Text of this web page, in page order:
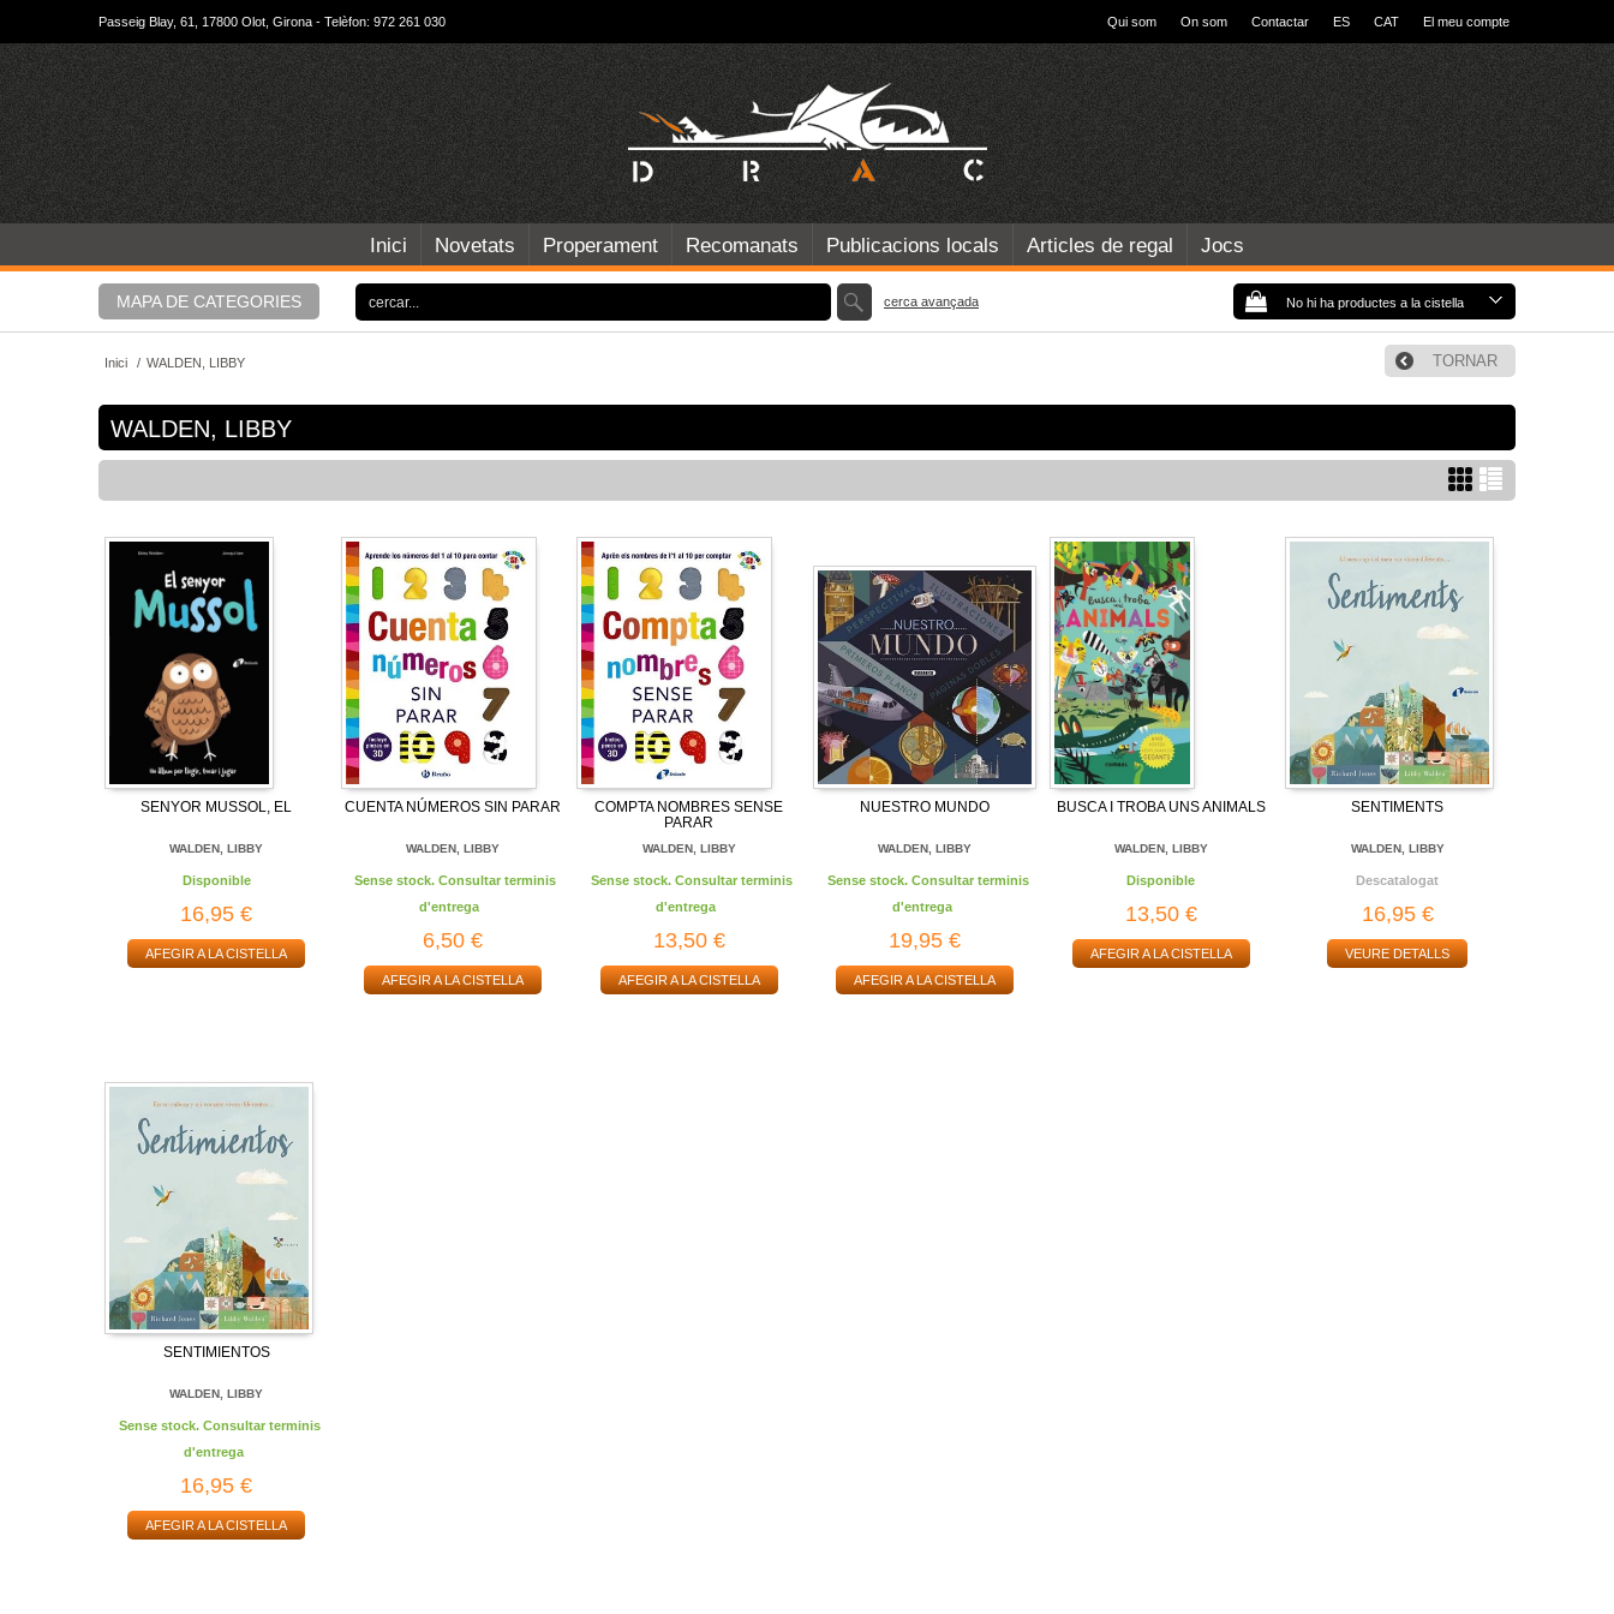
Passeig Blay, 61, 17800 Olot, Girona - Telèfon: 972 261 030 Qui som On som Contactar ES CAT El meu compte
Inici Novetats Properament Recomanats Publicacions locals Articles de regal Jocs
MAPA DE CATEGORIES No hi ha productes a la cistella
cerca avançada
Inici / WALDEN, LIBBY TORNAR
WALDEN, LIBBY
SENYOR MUSSOL, EL
WALDEN, LIBBY
Disponible
16,95 €
AFEGIR A LA CISTELLA
CUENTA NÚMEROS SIN PARAR
WALDEN, LIBBY
Sense stock. Consultar terminis
d'entrega
6,50 €
AFEGIR A LA CISTELLA
COMPTA NOMBRES SENSE
PARAR
WALDEN, LIBBY
Sense stock. Consultar terminis
d'entrega
13,50 €
AFEGIR A LA CISTELLA
NUESTRO MUNDO
WALDEN, LIBBY
Sense stock. Consultar terminis
d'entrega
19,95 €
AFEGIR A LA CISTELLA
BUSCA I TROBA UNS ANIMALS
WALDEN, LIBBY
Disponible
13,50 €
AFEGIR A LA CISTELLA
SENTIMENTS
WALDEN, LIBBY
Descatalogat
16,95 €
VEURE DETALLS
SENTIMIENTOS
WALDEN, LIBBY
Sense stock. Consultar terminis
d'entrega
16,95 €
AFEGIR A LA CISTELLA